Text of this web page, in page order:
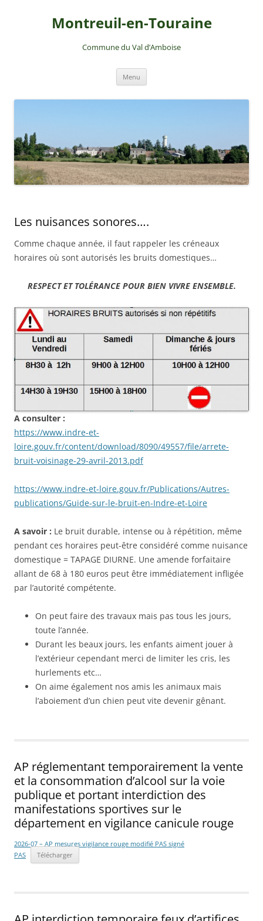
Montreuil-en-Touraine
Commune du Val d’Amboise
Menu
Les nuisances sonores….
Comme chaque année, il faut rappeler les créneaux
horaires où sont autorisés les bruits domestiques…
RESPECT ET TOLÉRANCE POUR BIEN VIVRE ENSEMBLE.
A consulter :
https://www.indre-et-
loire.gouv.fr/content/download/8090/49557/file/arrete-
bruit-voisinage-29-avril-2013.pdf
https://www.indre-et-loire.gouv.fr/Publications/Autres-
publications/Guide-sur-le-bruit-en-Indre-et-Loire
A savoir : Le bruit durable, intense ou à répétition, même
pendant ces horaires peut-être considéré comme nuisance
domestique = TAPAGE DIURNE. Une amende forfaitaire
allant de 68 à 180 euros peut être immédiatement infligée
par l’autorité compétente.
On peut faire des travaux mais pas tous les jours,
toute l’année.
Durant les beaux jours, les enfants aiment jouer à
l’extérieur cependant merci de limiter les cris, les
hurlements etc…
On aime également nos amis les animaux mais
l’aboiement d’un chien peut vite devenir gênant.
AP réglementant temporairement la vente
et la consommation d’alcool sur la voie
publique et portant interdiction des
manifestations sportives sur le
département en vigilance canicule rouge
2026-07 – AP mesures vigilance rouge modifié PAS signé
PAS
Télécharger